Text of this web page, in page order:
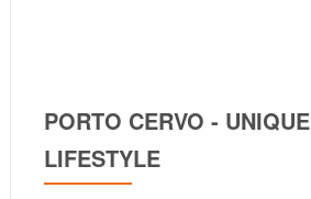
PORTO CERVO - UNIQUE
LIFESTYLE